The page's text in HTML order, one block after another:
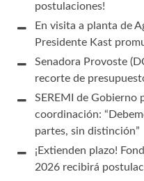
postulaciones!
En visita a planta de
Presidente Kast
Senadora Provoste
recorte de
SEREMI de Gobierno
coordinación:
partes, sin distinción”
¡Extienden plazo!
2026 recibirá